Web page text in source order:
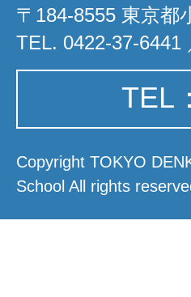
〒184-8555 東京都
TEL. 0422-37-6441
TEL
Copyright TOKYO
School All rights